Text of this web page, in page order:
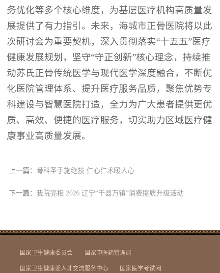
务优化等多个核心维度，为基层医疗机构高质量发
展提供了有力指引。未来，海城市正骨医院将以此
次研讨会为重要契机，深入贯彻落实“十五五”医疗
健康发展规划，坚守“守正创新”核心理念，持续推
动苏氏正骨传统医学与现代医学深度融合，不断优
化医院管理体系、提升医疗服务品质，聚焦优势专
科建设与智慧医院打造，全力为广大患者提供更优
质、高效、便捷的医疗服务，切实助力区域医疗健
康事业高质量发展。
上一篇： 骨科圣手施绝技 仁心仁术暖人心
下一篇： 我院亮相 2026 辽宁“千县万镇”消费提质升级活动
国家卫生健康委员会 国家中医药管理局
国家卫生健康委人才交流服务中心 国家医学考试网